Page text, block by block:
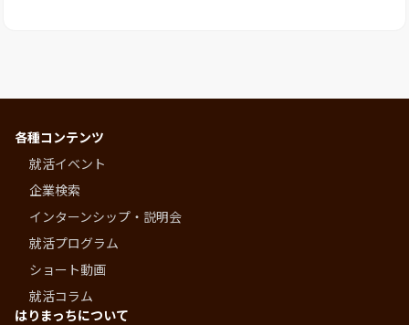
各種コンテンツ
就活イベント
企業検索
インターンシップ・説明会
就活プログラム
ショート動画
就活コラム
はりまっちについて